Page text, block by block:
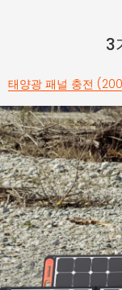
3
태양광 패널 충전